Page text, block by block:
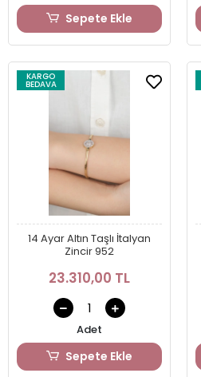
Sepete Ekle
KARGO
BEDAVA
14 Ayar Altın Taşlı İtalyan
Zincir 952
23.310,00 TL
Adet
Sepete Ekle